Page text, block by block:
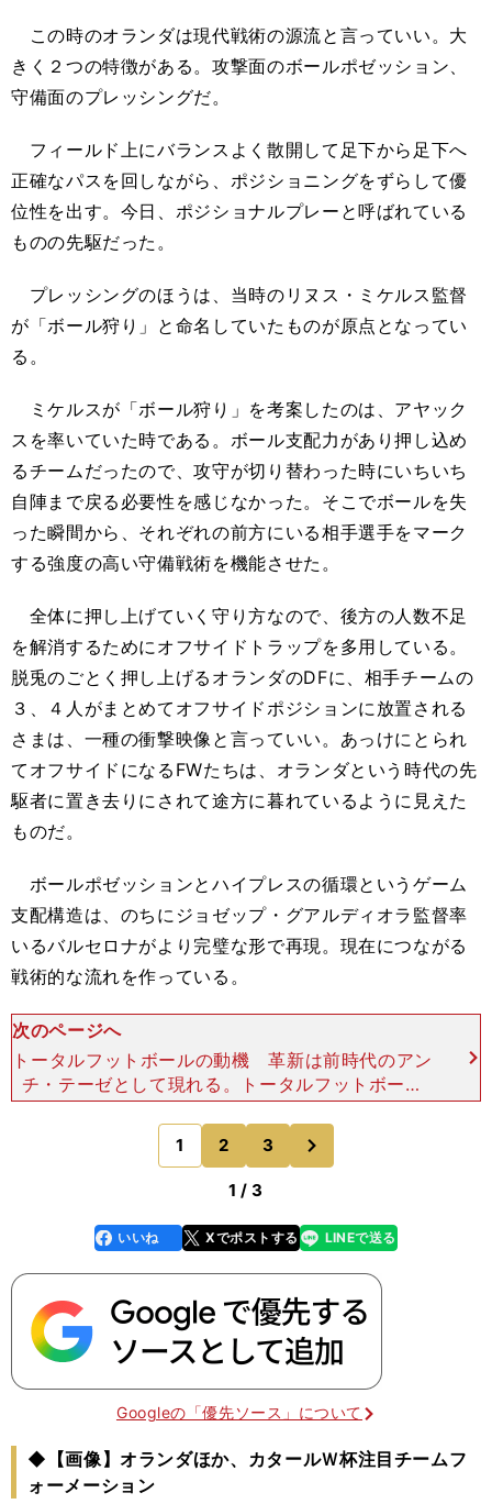
この時のオランダは現代戦術の源流と言っていい。大
きく２つの特徴がある。攻撃面のボールポゼッション、
守備面のプレッシングだ。
フィールド上にバランスよく散開して足下から足下へ
正確なパスを回しながら、ポジショニングをずらして優
位性を出す。今日、ポジショナルプレーと呼ばれている
ものの先駆だった。
プレッシングのほうは、当時のリヌス・ミケルス監督
が「ボール狩り」と命名していたものが原点となってい
る。
ミケルスが「ボール狩り」を考案したのは、アヤック
スを率いていた時である。ボール支配力があり押し込め
るチームだったので、攻守が切り替わった時にいちいち
自陣まで戻る必要性を感じなかった。そこでボールを失
った瞬間から、それぞれの前方にいる相手選手をマーク
する強度の高い守備戦術を機能させた。
全体に押し上げていく守り方なので、後方の人数不足
を解消するためにオフサイドトラップを多用している。
脱兎のごとく押し上げるオランダのDFに、相手チームの
３、４人がまとめてオフサイドポジションに放置される
さまは、一種の衝撃映像と言っていい。あっけにとられ
てオフサイドになるFWたちは、オランダという時代の先
駆者に置き去りにされて途方に暮れているように見えた
ものだ。
ボールポゼッションとハイプレスの循環というゲーム
支配構造は、のちにジョゼップ・グアルディオラ監督率
いるバルセロナがより完璧な形で再現。現在につながる
戦術的な流れを作っている。
次のページへ
トータルフットボールの動機 革新は前時代のアン
チ・テーゼとして現れる。トータルフットボール
は、言わばカテナチオへの反逆だった。 1960年
代はインテルを中心に、イタリア勢のカテナチオが
ヨーロッパを
1 2 3
1 / 3
faceboo
k
いいね Xでポストする
line LINEで送る
Googleの「優先ソース」について
◆【画像】オランダほか、カタールＷ杯注目チームフ
ォーメーション